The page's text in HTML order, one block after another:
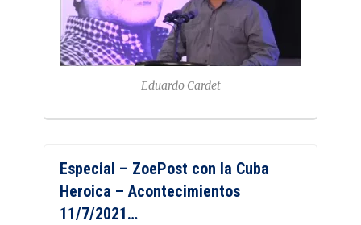
Eduardo Cardet
Especial – ZoePost con la Cuba
Heroica – Acontecimientos
11/7/2021…